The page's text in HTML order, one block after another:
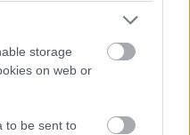
storage
on web or
to be sent to
ford